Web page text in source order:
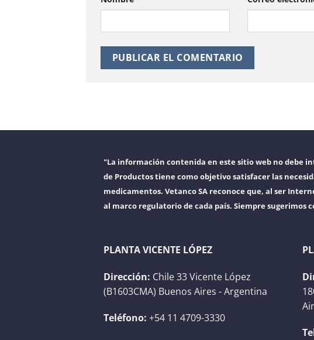
"La información contenida en este sitio web no debe
de Productos tiene como objetivo satisfacer las
medicamentos. Vetanco SA reconoce que, al ser
al marco regulatorio de cada país. Siempre sugerimos
PLANTA VICENTE LÓPEZ
Dirección: Chile 33 Vicente López
(B1603CMA) Buenos Aires - Argentina
Teléfono: +54 11 4709-3330